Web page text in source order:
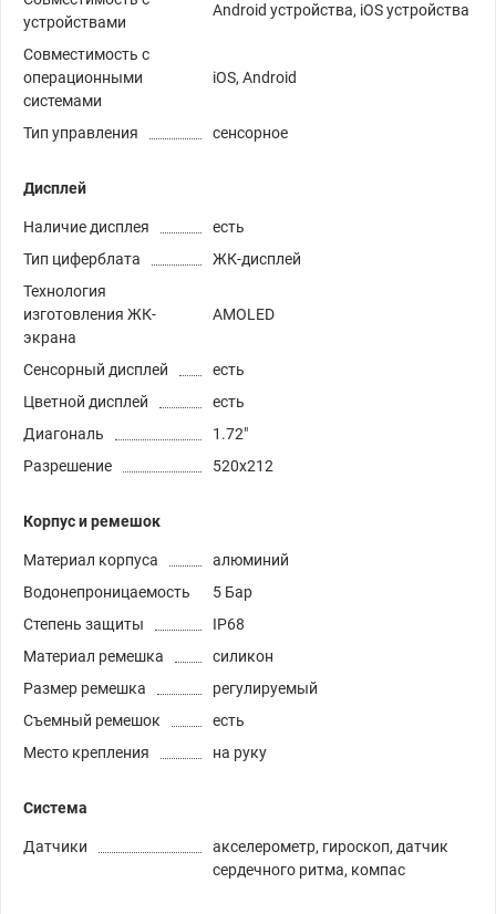
устройствами
Android устройства, iOS устройства
Совместимость с
операционными
системами
iOS, Android
Тип управления сенсорное
Дисплей
Наличие дисплея
есть
Тип циферблата
ЖК-дисплей
Технология
изготовления ЖК-
экрана
AMOLED
Сенсорный дисплей
есть
Цветной дисплей
есть
Диагональ
1.72"
Разрешение
520х212
Корпус и ремешок
Материал корпуса
алюминий
Водонепроницаемость
5 Бар
Степень защиты
IP68
Материал ремешка
силикон
Размер ремешка
регулируемый
Съемный ремешок
есть
Место крепления
на руку
Система
Датчики
акселерометр, гироскоп, датчик
сердечного ритма, компас